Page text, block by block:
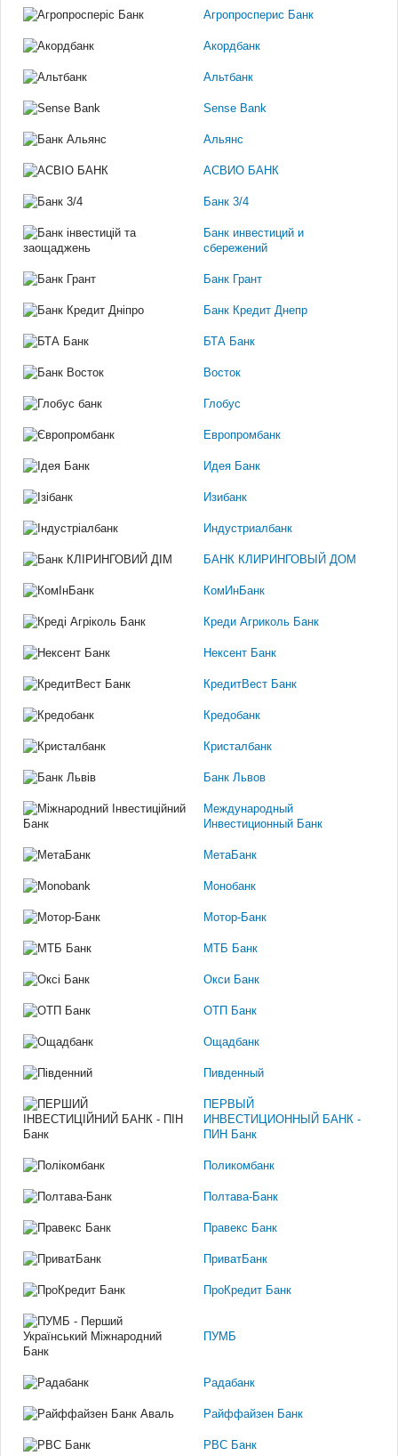
Агропросперис Банк
Акордбанк
Альтбанк
Sense Bank
Альянс
АСВИО БАНК
Банк 3/4
Банк инвестиций и
сбережений
Банк Грант
Банк Кредит Днепр
БТА Банк
Восток
Глобус
Европромбанк
Идея Банк
Изибанк
Индустриалбанк
БАНК КЛИРИНГОВЫЙ ДОМ
КомИнБанк
Креди Агриколь Банк
Нексент Банк
КредитВест Банк
Кредобанк
Кристалбанк
Банк Львов
Международный
Инвестиционный Банк
МетаБанк
Монобанк
Мотор-Банк
МТБ Банк
Окси Банк
ОТП Банк
Ощадбанк
Пивденный
ПЕРВЫЙ
ИНВЕСТИЦИОННЫЙ БАНК -
ПИН Банк
Поликомбанк
Полтава-Банк
Правекс Банк
ПриватБанк
ПроКредит Банк
ПУМБ
Радабанк
Райффайзен Банк
РВС Банк